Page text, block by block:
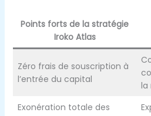
Points forts de la stratégie
Iroko Atlas
Zéro frais de souscription à
l’entrée du capital
la
Exonération totale des